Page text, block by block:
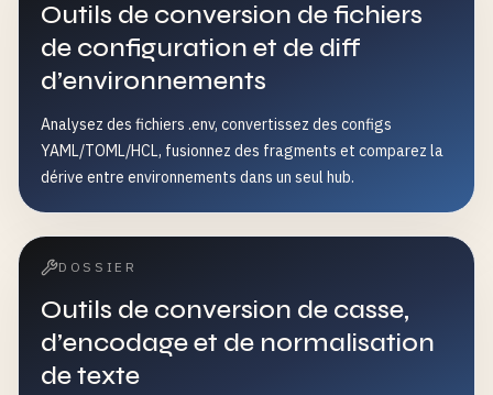
Outils de conversion de fichiers
de configuration et de diff
d’environnements
Analysez des fichiers .env, convertissez des configs
YAML/TOML/HCL, fusionnez des fragments et comparez la
dérive entre environnements dans un seul hub.
DOSSIER
Outils de conversion de casse,
d’encodage et de normalisation
de texte